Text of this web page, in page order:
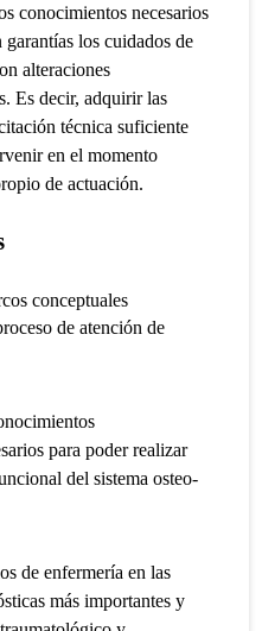
conocimientos necesarios
los cuidados de
alteraciones
Es decir, adquirir las
técnica suficiente
en el momento
de actuación.
conceptuales
de atención de
para poder realizar
del sistema osteo-
de enfermería en las
más importantes y